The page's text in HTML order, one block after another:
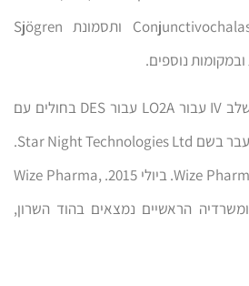
עיניים אחרות, כולל Conjunctivochalasis ותסמונת Sjögren
החברה גם עורכת מחקר שלב IV עבור LO2A עבור DES בחולים עם
Sjögren. החברה נודעה בעבר בשם Star Night Technologies Ltd.
ושינתה את שמה ל- Wize Pharma, Inc. ביולי 2015. Wize Pharma,
Inc. נוסדה בשנת 1982 ומשרדיה הראשיים נמצאים בהוד השרון,